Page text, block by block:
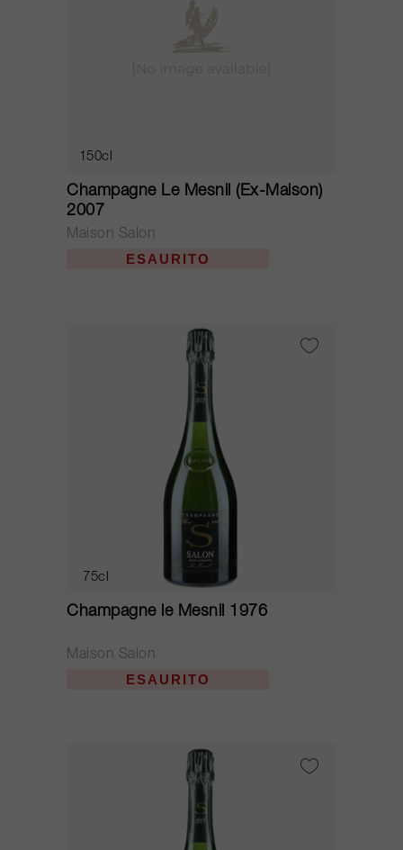
150cl
Champagne Le Mesnil (Ex-Maison)
2007
Maison Salon
ESAURITO
75cl
Champagne le Mesnil 1976
Maison Salon
ESAURITO